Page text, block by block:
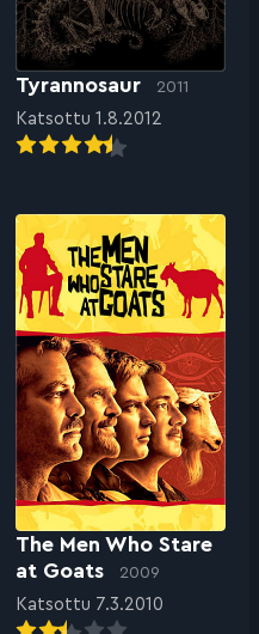
Tyrannosaur 2011
Katsottu 1.8.2012
The Men Who Stare
at Goats
2009
Katsottu 7.3.2010